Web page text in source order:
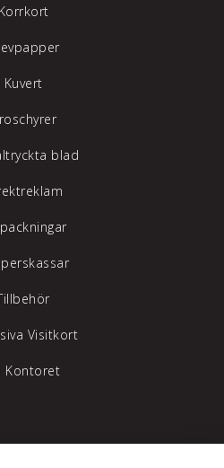
Korrkort
Kuvert
blad
Visitkort
Kontoret